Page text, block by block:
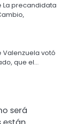
La precandidata
Valenzuela votó
que el…
será